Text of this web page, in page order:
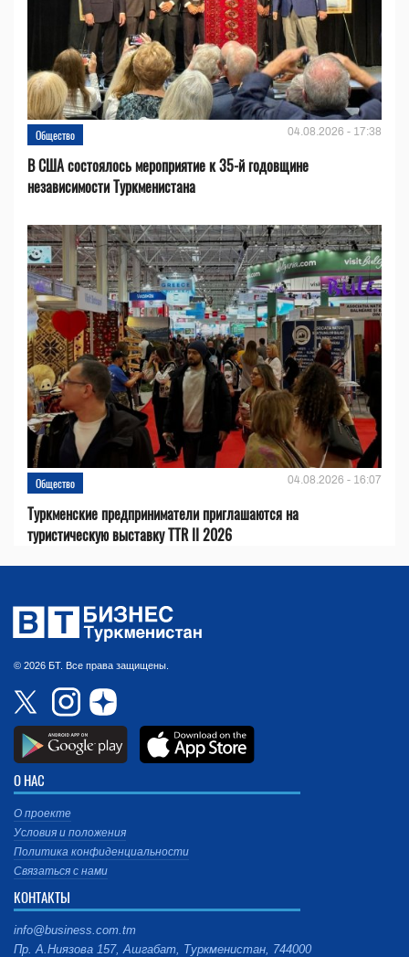
Общество 04.08.2026 - 17:38
В США состоялось мероприятие к 35-й годовщине
независимости Туркменистана
Общество 04.08.2026 - 16:07
Туркменские предприниматели приглашаются на
туристическую выставку TTR II 2026
© 2026 БТ. Все права защищены.
О НАС
О проекте
Условия и положения
Политика конфиденциальности
Связаться с нами
КОНТАКТЫ
info@business.com.tm
Пр. А.Ниязова 157, Ашгабат, Туркменистан, 744000